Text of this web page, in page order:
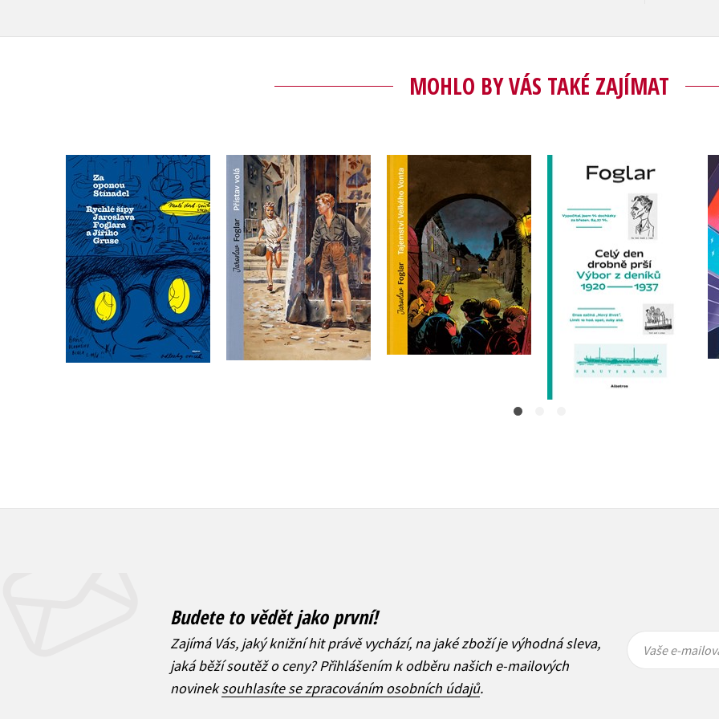
MOHLO BY VÁS TAKÉ ZAJÍMAT
Za oponou Stínadel:
Rychlé šípy Jaroslava
Foglara a Jiřího Gruse
Jaroslav Foglar
,
Roman Šantora
Do košíku
Přístav volá
(sběratelské vydání)
Jaroslav Foglar
,
Roman Šantora
,
Jan Hosnedl
Do košíku
549 Kč
439 Kč
Tajemství Velkého
Vonta (sběratelské
vydání)
Jaroslav Foglar
,
Roman Šantora
Do košíku
399 Kč
Celý den drobně prší
Jaroslav Foglar
Roman Šantora
,
Jan Šulc
Do košíku
749 Kč
599 Kč
Budete to vědět jako první!
Zajímá Vás, jaký knižní hit právě vychází, na jaké zboží je výhodná sleva,
jaká běží soutěž o ceny? Přihlášením k odběru našich e-mailových
novineksouhlasíte se zpracováním osobních údajů.
mailová
mailová
Vaše e-